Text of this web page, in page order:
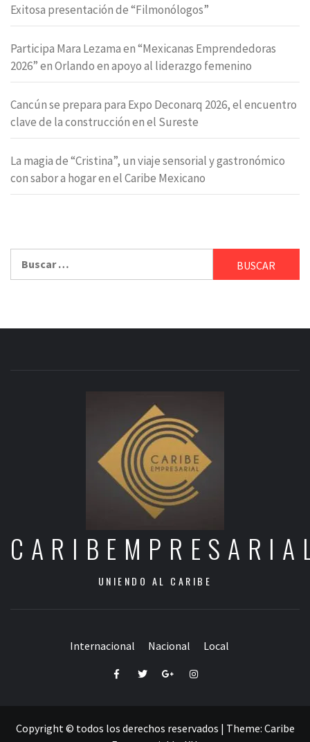
Exitosa presentación de “Filmonólogos”
Participa Mara Lezama en “Mexicanas Emprendedoras
2026” en Orlando en apoyo al liderazgo femenino
Cancún se prepara para Expo Deconarq 2026, el encuentro
clave de la construcción en el Sureste
La magia de “Cristina”, un viaje sensorial y gastronómico
con sabor a hogar en el Caribe Mexicano
UNIENDO AL CARIBE
Internacional Nacional Local
FacebookTwitterGoogle+Instagram
Copyright © todos los derechos reservados | Theme: Caribe